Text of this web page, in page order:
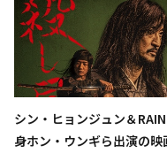
シン・ヒョンジュン＆
身ホン・ウンギら出演の映